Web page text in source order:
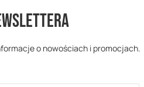
o nowościach i promocjach.